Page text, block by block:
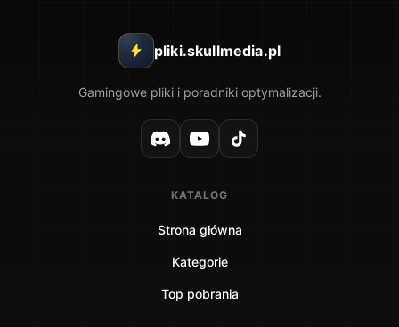
pliki.skullmedia.pl
Gamingowe pliki i poradniki optymalizacji.
KATALOG
Strona główna
Kategorie
Top pobrania